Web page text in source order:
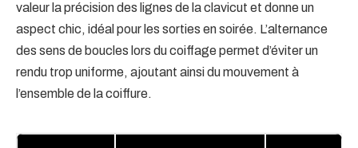
valeur la précision des lignes de la clavicut et donne un
aspect chic, idéal pour les sorties en soirée. L’alternance
des sens de boucles lors du coiffage permet d’éviter un
rendu trop uniforme, ajoutant ainsi du mouvement à
l’ensemble de la coiffure.